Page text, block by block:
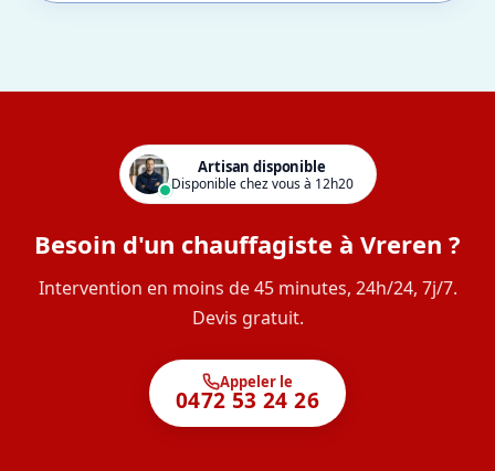
Artisan disponible
Disponible chez vous à 12h20
Besoin d'un chauffagiste à Vreren ?
Intervention en moins de 45 minutes, 24h/24, 7j/7.
Devis gratuit.
Appeler le
0472 53 24 26